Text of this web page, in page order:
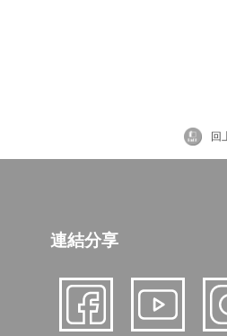
回
連結分享